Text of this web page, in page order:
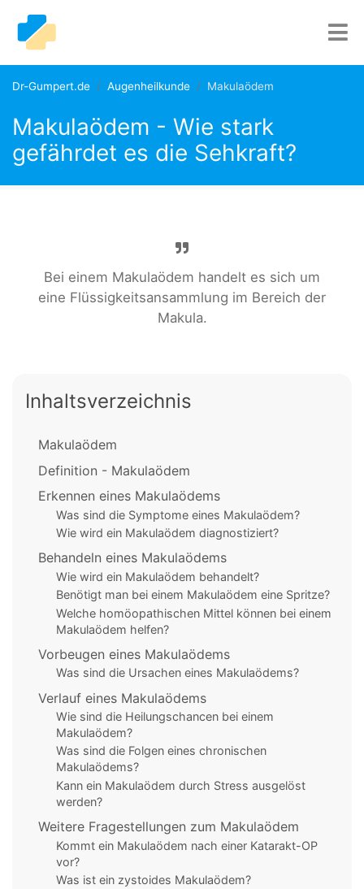
Dr-Gumpert.de Augenheilkunde Makulaödem
Makulaödem - Wie stark
gefährdet es die Sehkraft?
Bei einem Makulaödem handelt es sich um
eine Flüssigkeitsansammlung im Bereich der
Makula.
Inhaltsverzeichnis
Makulaödem
Definition - Makulaödem
Erkennen eines Makulaödems
Was sind die Symptome eines Makulaödem?
Wie wird ein Makulaödem diagnostiziert?
Behandeln eines Makulaödems
Wie wird ein Makulaödem behandelt?
Benötigt man bei einem Makulaödem eine Spritze?
Welche homöopathischen Mittel können bei einem
Makulaödem helfen?
Vorbeugen eines Makulaödems
Was sind die Ursachen eines Makulaödems?
Verlauf eines Makulaödems
Wie sind die Heilungschancen bei einem
Makulaödem?
Was sind die Folgen eines chronischen
Makulaödems?
Kann ein Makulaödem durch Stress ausgelöst
werden?
Weitere Fragestellungen zum Makulaödem
Kommt ein Makulaödem nach einer Katarakt-OP
vor?
Was ist ein zystoides Makulaödem?